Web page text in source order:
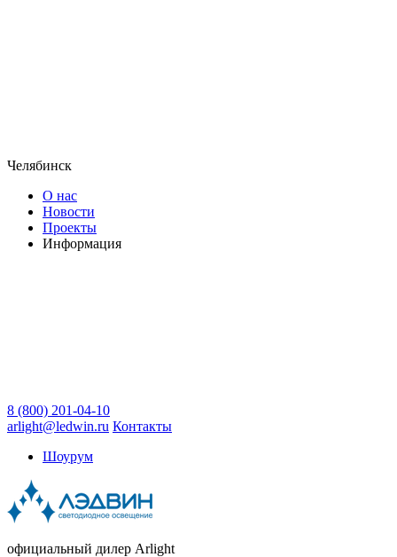
Челябинск
О нас
Новости
Проекты
Информация
8 (800) 201-04-10
arlight@ledwin.ru Контакты
Шоурум
официальный дилер Arlight